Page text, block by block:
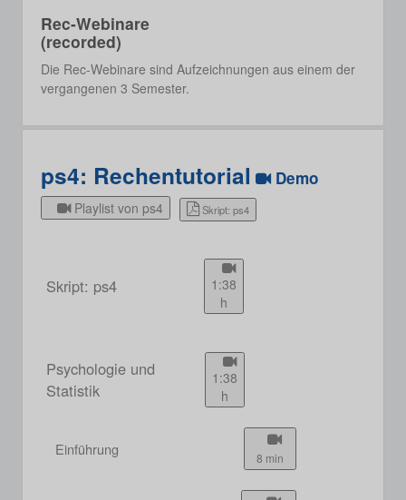
Rec-Webinare
(recorded)
Die Rec-Webinare sind Aufzeichnungen aus einem der
vergangenen 3 Semester.
ps4: Rechentutorial Demo
Playlist von ps4 Skript: ps4
Skript: ps4
1:38
h
Psychologie und
Statistik
1:38
h
Einführung 8 min